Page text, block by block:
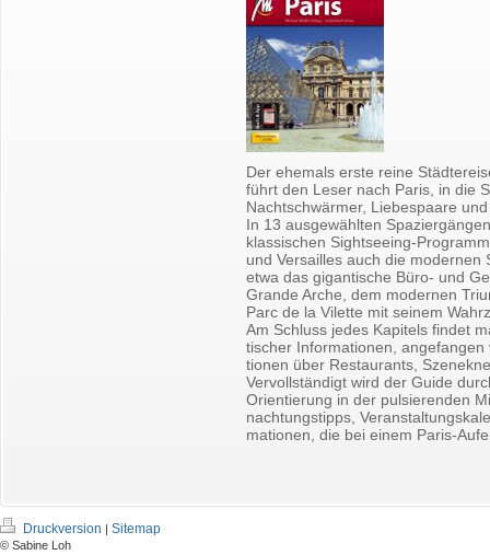
Der ehe­mals erste reine
führt den Leser nach Paris, in die
Nacht­schwär­mer, Lie­bes­paa­re
In 13 aus­ge­wähl­ten
klas­si­schen Sight­see­ing-
und Ver­sailles auch die
etwa das gi­gan­ti­sche Büro- und
Gran­de Arche, dem mo­der­nen
Parc de la Vi­let­te mit sei­nem
Am Schluss jedes Ka­pi­tels fin­det
ti­scher In­for­ma­tio­nen,
tio­nen über Re­stau­rants,
Ver­voll­stän­digt wird der Guide
Ori­en­tie­rung in der pul­sie­ren­den
nach­tungs­tipps,
ma­tio­nen, die bei einem Paris-
Druckversion | Sitemap
© Sabine Loh